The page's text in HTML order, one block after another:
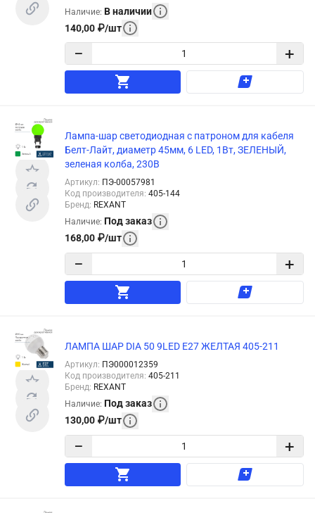
Наличие: В наличии
140,00 ₽/шт
− +
Лампа-шар светодиодная с патроном для кабеля
Белт-Лайт, диаметр 45мм, 6 LED, 1Вт, ЗЕЛЕНЫЙ,
зеленая колба, 230В
Артикул: ПЭ-00057981
Код производителя: 405-144
Бренд: REXANT
Наличие: Под заказ
168,00 ₽/шт
− +
ЛАМПА ШАР DIA 50 9LED E27 ЖЕЛТАЯ 405-211
Артикул: ПЭ000012359
Код производителя: 405-211
Бренд: REXANT
Наличие: Под заказ
130,00 ₽/шт
− +